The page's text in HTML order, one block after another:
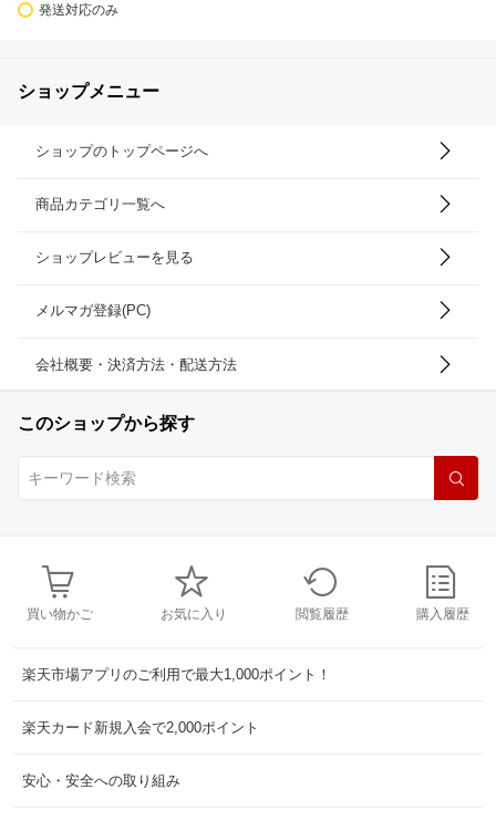
発送対応のみ
ショップメニュー
ショップのトップページへ
商品カテゴリ一覧へ
ショップレビューを見る
メルマガ登録(PC)
会社概要・決済方法・配送方法
このショップから探す
買い物かご お気に入り 閲覧履歴 購入履歴
楽天市場アプリのご利用で最大1,000ポイント！
楽天カード新規入会で2,000ポイント
安心・安全への取り組み